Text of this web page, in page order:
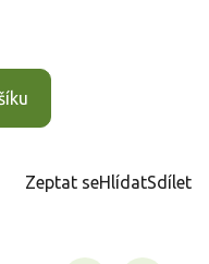
Zeptat seHlídatSdílet